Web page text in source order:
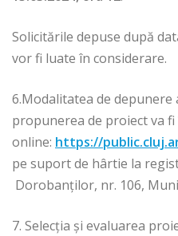
Solicitările depuse după
vor fi luate în considerare.
6.Modalitatea de
propunerea de proiect va
online: https://
pe suport de hârtie la
Dorobanților, nr. 106,
7. Selecția și evaluarea